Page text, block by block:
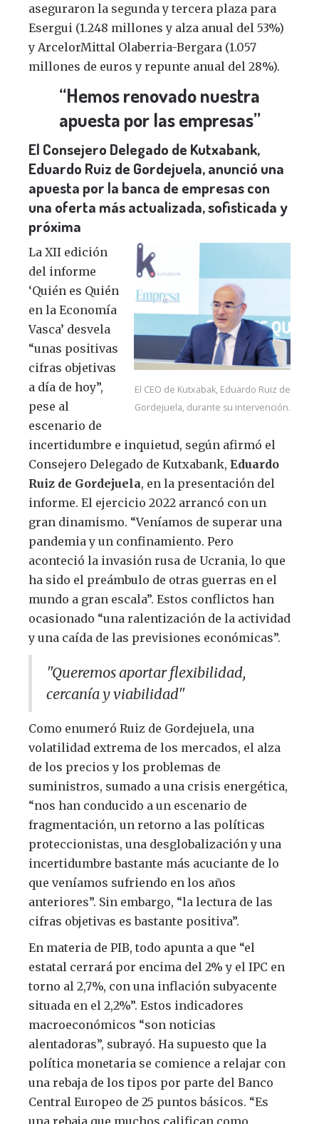
aseguraron la segunda y tercera plaza para
Esergui (1.248 millones y alza anual del 53%)
y ArcelorMittal Olaberria-Bergara (1.057
millones de euros y repunte anual del 28%).
“Hemos renovado nuestra
apuesta por las empresas”
El Consejero Delegado de Kutxabank,
Eduardo Ruiz de Gordejuela, anunció una
apuesta por la banca de empresas con
una oferta más actualizada, sofisticada y
próxima
El CEO de Kutxabak, Eduardo Ruiz de
Gordejuela, durante su intervención.
La XII edición
del informe
‘Quién es Quién
en la Economía
Vasca’ desvela
“unas positivas
cifras objetivas
a día de hoy”,
pese al
escenario de
incertidumbre e inquietud, según afirmó el
Consejero Delegado de Kutxabank, Eduardo
Ruiz de Gordejuela, en la presentación del
informe. El ejercicio 2022 arrancó con un
gran dinamismo. “Veníamos de superar una
pandemia y un confinamiento. Pero
aconteció la invasión rusa de Ucrania, lo que
ha sido el preámbulo de otras guerras en el
mundo a gran escala”. Estos conflictos han
ocasionado “una ralentización de la actividad
y una caída de las previsiones económicas”.
"Queremos aportar flexibilidad,
cercanía y viabilidad"
Como enumeró Ruiz de Gordejuela, una
volatilidad extrema de los mercados, el alza
de los precios y los problemas de
suministros, sumado a una crisis energética,
“nos han conducido a un escenario de
fragmentación, un retorno a las políticas
proteccionistas, una desglobalización y una
incertidumbre bastante más acuciante de lo
que veníamos sufriendo en los años
anteriores”. Sin embargo, “la lectura de las
cifras objetivas es bastante positiva”.
En materia de PIB, todo apunta a que “el
estatal cerrará por encima del 2% y el IPC en
torno al 2,7%, con una inflación subyacente
situada en el 2,2%”. Estos indicadores
macroeconómicos “son noticias
alentadoras”, subrayó. Ha supuesto que la
política monetaria se comience a relajar con
una rebaja de los tipos por parte del Banco
Central Europeo de 25 puntos básicos. “Es